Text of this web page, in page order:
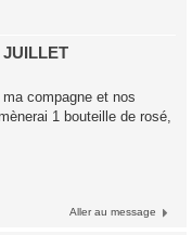
JUILLET
compagne et nos
1 bouteille de rosé,
Aller au message